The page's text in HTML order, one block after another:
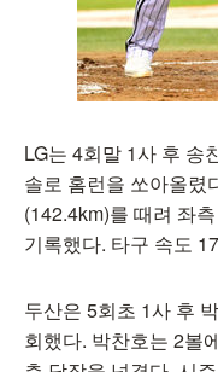
LG는 4회말 1사 후 송
솔로 홈런을 쏘아올렸
(142.4km)를 때려 좌
기록했다. 타구 속도
두산은 5회초 1사 후
회했다. 박찬호는 2볼